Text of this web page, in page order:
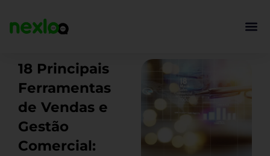
para
18 Principais
Ferramentas
de Vendas e
Gestão
Comercial: